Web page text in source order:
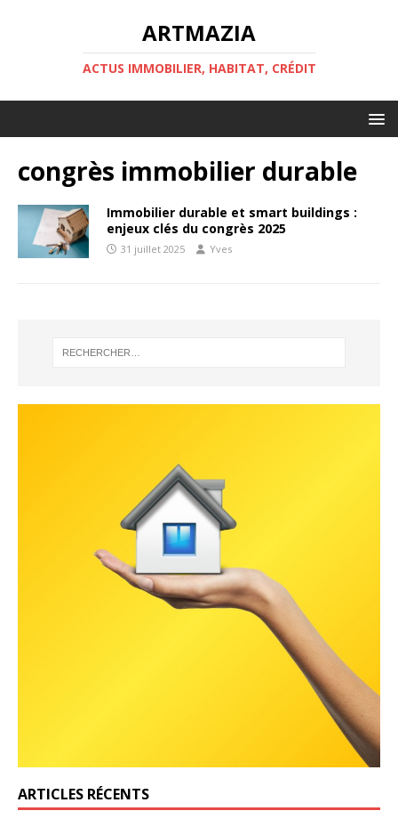
ARTMAZIA
ACTUS IMMOBILIER, HABITAT, CRÉDIT
congrès immobilier durable
Immobilier durable et smart buildings :
enjeux clés du congrès 2025
31 juillet 2025 Yves
ARTICLES RÉCENTS